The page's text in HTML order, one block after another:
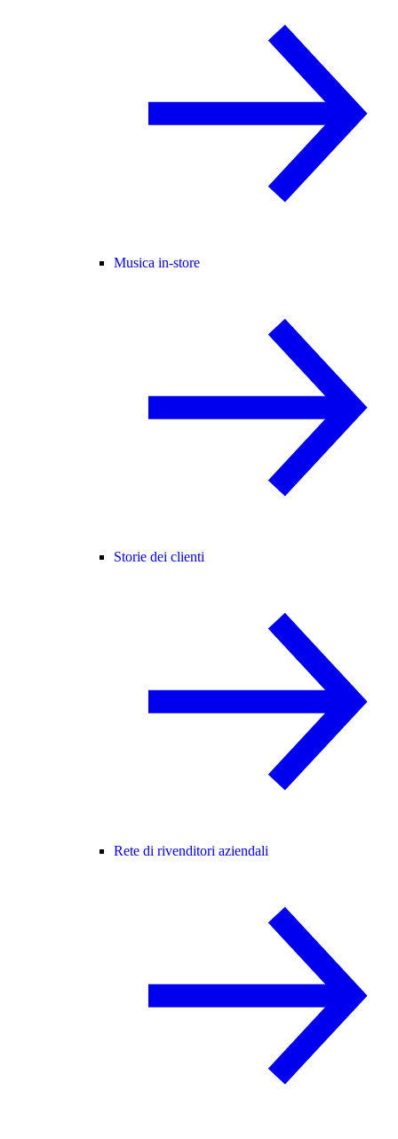
Musica in-store
Storie dei clienti
Rete di rivenditori aziendali